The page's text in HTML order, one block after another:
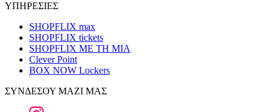
ΥΠΗΡΕΣΙΕΣ
SHOPFLIX max
SHOPFLIX tickets
SHOPFLIX ΜΕ ΤΗ ΜΙΑ
Clever Point
BOX NOW Lockers
ΣΥΝΔΕΣΟΥ ΜΑΖΙ ΜΑΣ